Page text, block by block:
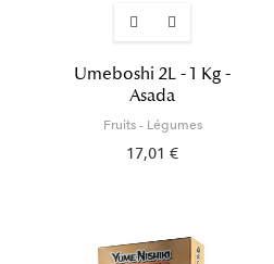
Umeboshi 2L - 1 Kg -
Asada
Fruits - Légumes
17,01 €